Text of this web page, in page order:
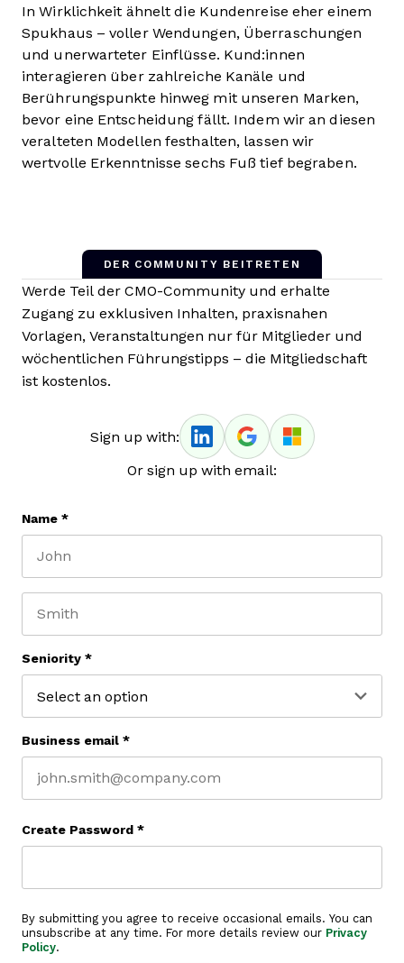
In Wirklichkeit ähnelt die Kundenreise eher einem
Spukhaus – voller Wendungen, Überraschungen
und unerwarteter Einflüsse. Kund:innen
interagieren über zahlreiche Kanäle und
Berührungspunkte hinweg mit unseren Marken,
bevor eine Entscheidung fällt. Indem wir an diesen
veralteten Modellen festhalten, lassen wir
wertvolle Erkenntnisse sechs Fuß tief begraben.
DER COMMUNITY BEITRETEN
Werde Teil der CMO-Community und erhalte
Zugang zu exklusiven Inhalten, praxisnahen
Vorlagen, Veranstaltungen nur für Mitglieder und
wöchentlichen Führungstipps – die Mitgliedschaft
ist kostenlos.
Sign up with:
Or sign up with email:
Name *
Seniority *
Business email *
Create Password *
By submitting you agree to receive occasional emails. You can
unsubscribe at any time. For more details review our Privacy
Policy.